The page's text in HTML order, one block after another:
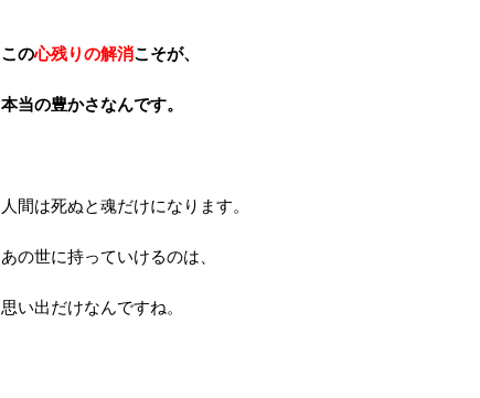
この心残りの解消こそが、
本当の豊かさなんです。
人間は死ぬと魂だけになります。
あの世に持っていけるのは、
思い出だけなんですね。